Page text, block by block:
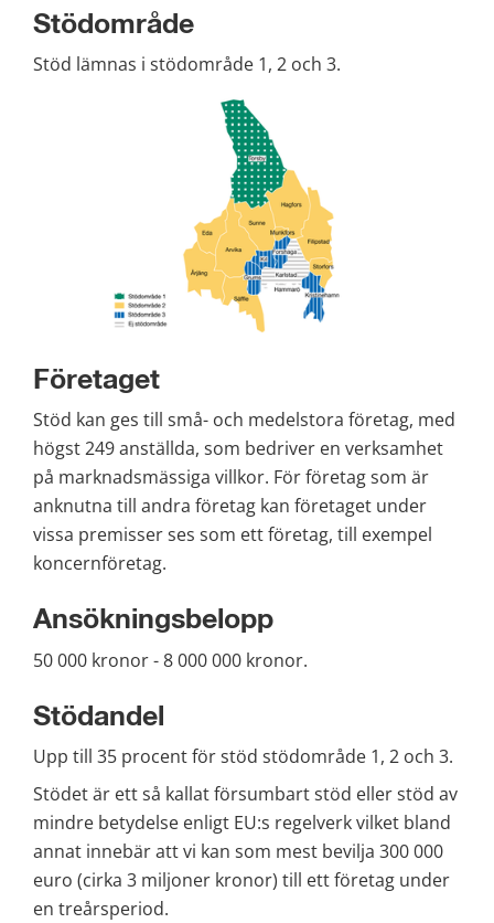
Stödområde
Stöd lämnas i stödområde 1, 2 och 3.
Företaget
Stöd kan ges till små- och medelstora företag, med
högst 249 anställda, som bedriver en verksamhet
på marknadsmässiga villkor. För företag som är
anknutna till andra företag kan företaget under
vissa premisser ses som ett företag, till exempel
koncernföretag.
Ansökningsbelopp
50 000 kronor - 8 000 000 kronor.
Stödandel
Upp till 35 procent för stöd stödområde 1, 2 och 3.
Stödet är ett så kallat försumbart stöd eller stöd av
mindre betydelse enligt EU:s regelverk vilket bland
annat innebär att vi kan som mest bevilja 300 000
euro (cirka 3 miljoner kronor) till ett företag under
en treårsperiod.